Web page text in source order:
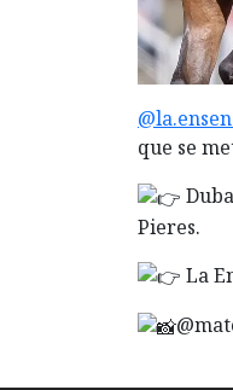
que se
Pieres.
La